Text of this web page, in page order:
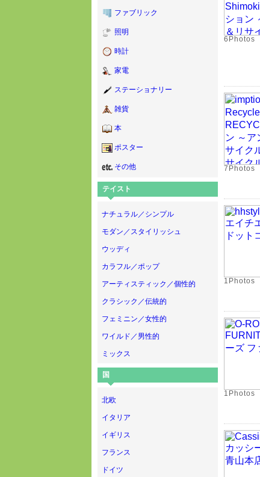
ファブリック
照明
時計
家電
ステーショナリー
雑貨
本
ポスター
その他
テイスト
ナチュラル／シンプル
モダン／スタイリッシュ
ウッディ
カラフル／ポップ
アーティスティック／個性的
クラシック／伝統的
フェミニン／女性的
ワイルド／男性的
ミックス
国
北欧
イタリア
イギリス
フランス
ドイツ
6Photos
7Photos
1Photos
1Photos